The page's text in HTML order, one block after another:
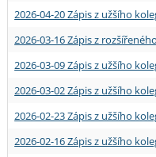
2026-04-20 Zápis z užšího
2026-03-16 Zápis z
2026-03-09 Zápis z užšího
2026-03-02 Zápis z užšího
2026-02-23 Zápis z užšího
2026-02-16 Zápis z užšího